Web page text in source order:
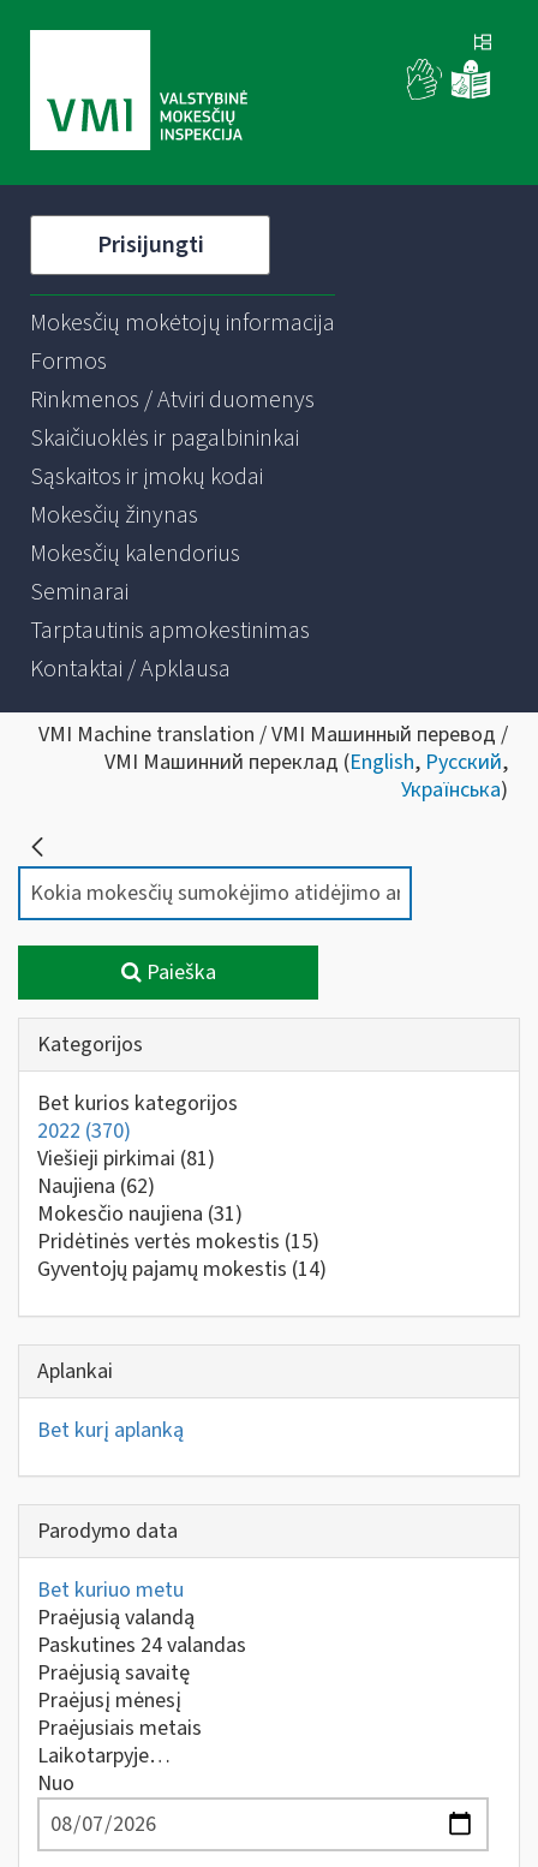
Prisijungti
Mokesčių mokėtojų informacija
Formos
Rinkmenos / Atviri duomenys
Skaičiuoklės ir pagalbininkai
Sąskaitos ir įmokų kodai
Mokesčių žinynas
Mokesčių kalendorius
Seminarai
Tarptautinis apmokestinimas
Kontaktai / Apklausa
VMI Machine translation / VMI Машинный перевод /
VMI Машинний переклад (English, Русский,
Українська)
Paieška
Kategorijos
Bet kurios kategorijos
2022 (370)
Viešieji pirkimai (81)
Naujiena (62)
Mokesčio naujiena (31)
Pridėtinės vertės mokestis (15)
Gyventojų pajamų mokestis (14)
Aplankai
Bet kurį aplanką
Parodymo data
Bet kuriuo metu
Praėjusią valandą
Paskutines 24 valandas
Praėjusią savaitę
Praėjusį mėnesį
Praėjusiais metais
Laikotarpyje…
Nuo